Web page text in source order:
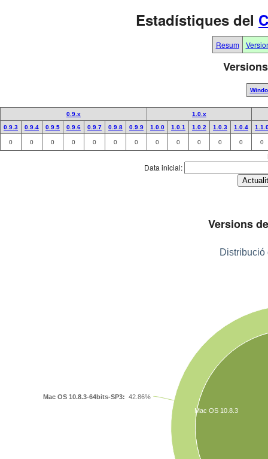
Estadístiques del
Resum
0.9.x
1.0.x
0.9.3
0.9.4 0.9.5 0.9.6 0.9.7 0.9.8 0.9.9 1.0.0 1.0.1 1.0.2 1.0.3 1.0.4
0 0 0 0 0 0 0 0 0 0 0 0 0
Data inicial:
Versions
Distribució
Mac OS 10.8.3
Mac OS 10.8.3-64bits-SP3: 42.86%